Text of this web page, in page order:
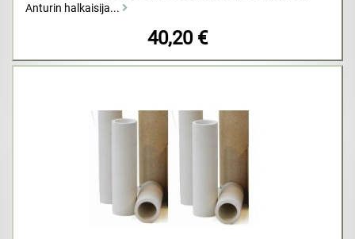
Anturin halkaisija...
40,20 €